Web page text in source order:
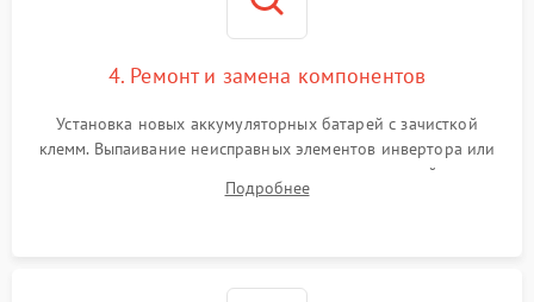
4. Ремонт и замена компонентов
Установка новых аккумуляторных батарей с зачисткой
клемм. Выпаивание неисправных элементов инвертора или
цепи зарядки и монтаж новых радиодеталей.
Восстановление поврежденных токоведущих дорожек и
Подробнее